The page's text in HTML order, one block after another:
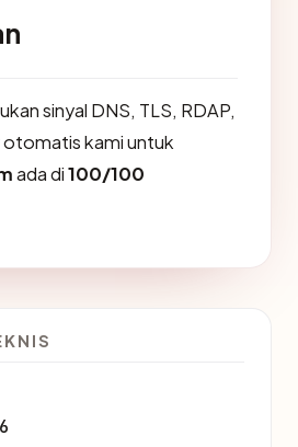
sinyal DNS, TLS, RDAP,
otomatis kami untuk
ada di100/100